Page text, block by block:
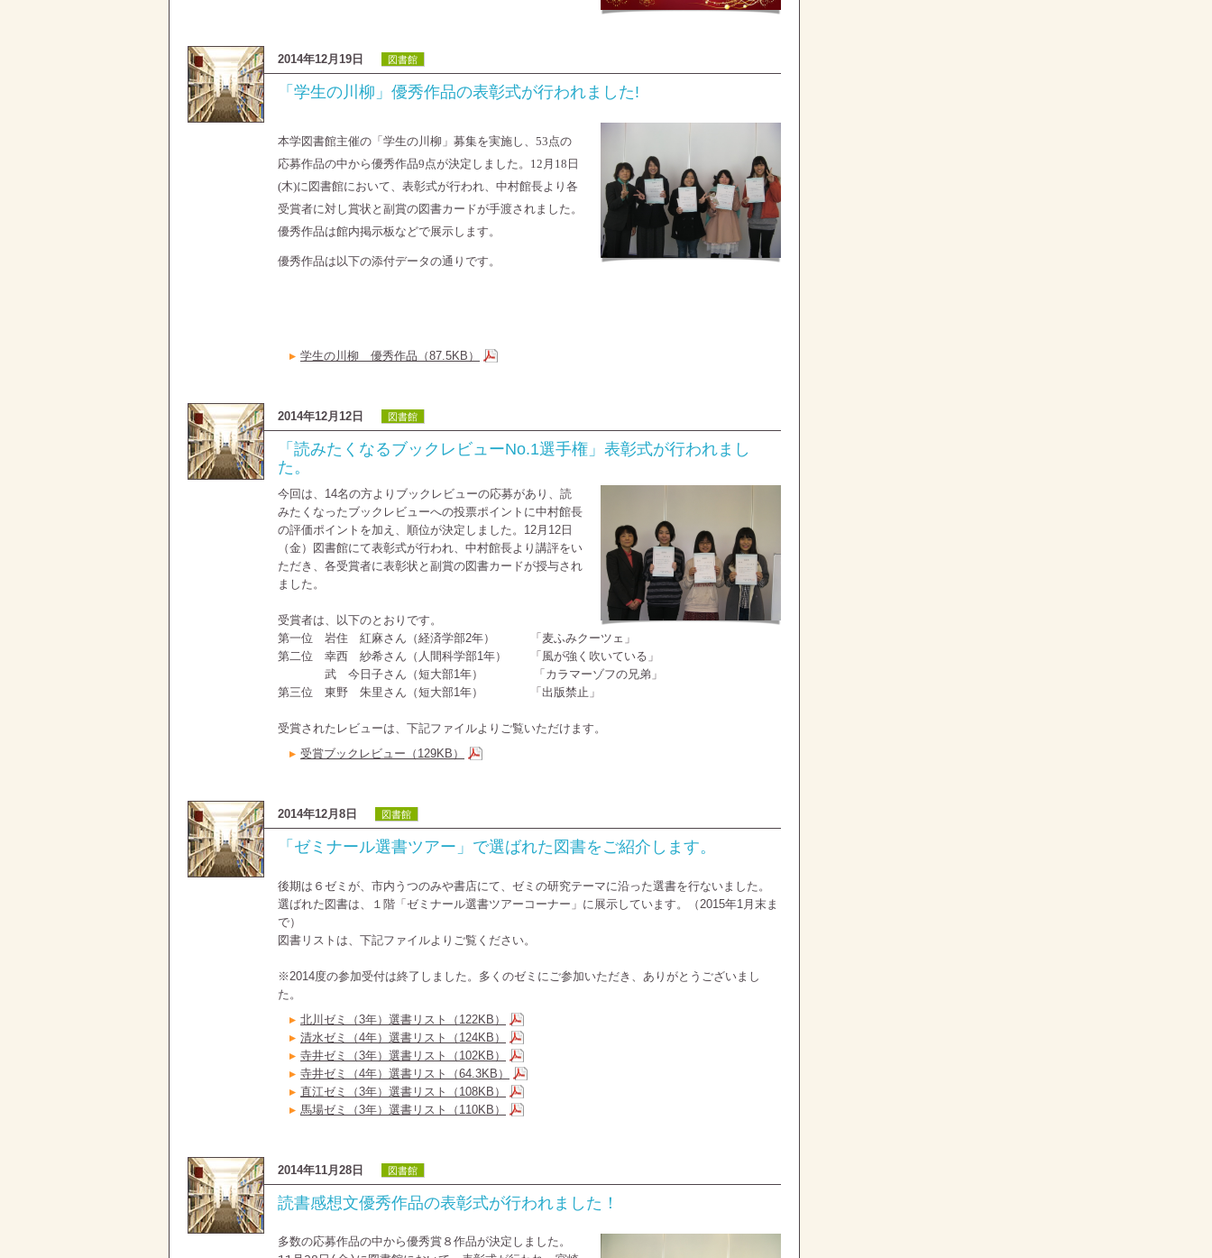
2014年12月19日 図書館
「学生の川柳」優秀作品の表彰式が行われました!
本学図書館主催の「学生の川柳」募集を実施し、 53点の
応募作品の中から優秀作品9点が決定しました。 12 月 18 日
(木)に図書館において、表彰式が行われ、中村館長より各
受賞者に対し賞状と副賞の図書カードが手渡されました。
優秀作品は館内掲示板などで展示します。
優秀作品は以下の添付データの通りです。
学生の川柳 優秀作品（87.5KB）
2014年12月12日 図書館
「読みたくなるブックレビューNo.1選手権」表彰式が行われまし
た。
今回は、14名の方よりブックレビューの応募があり、読
みたくなったブックレビューへの投票ポイントに中村館長
の評価ポイントを加え、順位が決定しました。12月12日
（金）図書館にて表彰式が行われ、中村館長より講評をい
ただき、各受賞者に表彰状と副賞の図書カードが授与され
ました。
受賞者は、以下のとおりです。
第一位 岩住 紅麻さん（経済学部2年） 「麦ふみクーツェ」
第二位 幸西 紗希さん（人間科学部1年） 「風が強く吹いている」
武 今日子さん（短大部1年） 「カラマーゾフの兄弟」
第三位 東野 朱里さん（短大部1年） 「出版禁止」
受賞されたレビューは、下記ファイルよりご覧いただけます。
受賞ブックレビュー（129KB）
2014年12月8日 図書館
「ゼミナール選書ツアー」で選ばれた図書をご紹介します。
後期は６ゼミが、市内うつのみや書店にて、ゼミの研究テーマに沿った選書を行ないました。
選ばれた図書は、１階「ゼミナール選書ツアーコーナー」に展示しています。（2015年1月末ま
で）
図書リストは、下記ファイルよりご覧ください。
※2014度の参加受付は終了しました。多くのゼミにご参加いただき、ありがとうございまし
た。
北川ゼミ（3年）選書リスト（122KB）
清水ゼミ（4年）選書リスト（124KB）
寺井ゼミ（3年）選書リスト（102KB）
寺井ゼミ（4年）選書リスト（64.3KB）
直江ゼミ（3年）選書リスト（108KB）
馬場ゼミ（3年）選書リスト（110KB）
2014年11月28日 図書館
読書感想文優秀作品の表彰式が行われました！
多数の応募作品の中から優秀賞８作品が決定しました。